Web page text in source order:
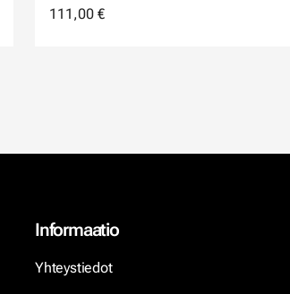
111,00 €
Informaatio
Yhteystiedot